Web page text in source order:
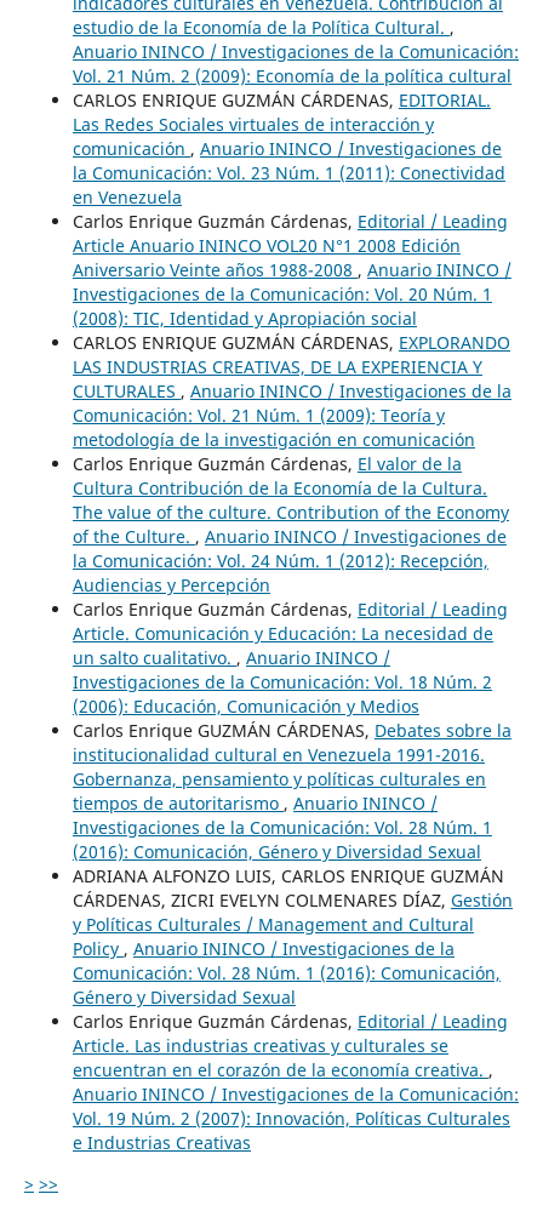
estudio de la Economía de la Política Cultural. ,
Anuario ININCO / Investigaciones de la Comunicación:
Vol. 21 Núm. 2 (2009): Economía de la política cultural
CARLOS ENRIQUE GUZMÁN CÁRDENAS, EDITORIAL.
Las Redes Sociales virtuales de interacción y
comunicación , Anuario ININCO / Investigaciones de
la Comunicación: Vol. 23 Núm. 1 (2011): Conectividad
en Venezuela
Carlos Enrique Guzmán Cárdenas, Editorial / Leading
Article Anuario ININCO VOL20 N°1 2008 Edición
Aniversario Veinte años 1988-2008 , Anuario ININCO /
Investigaciones de la Comunicación: Vol. 20 Núm. 1
(2008): TIC, Identidad y Apropiación social
CARLOS ENRIQUE GUZMÁN CÁRDENAS, EXPLORANDO
LAS INDUSTRIAS CREATIVAS, DE LA EXPERIENCIA Y
CULTURALES , Anuario ININCO / Investigaciones de la
Comunicación: Vol. 21 Núm. 1 (2009): Teoría y
metodología de la investigación en comunicación
Carlos Enrique Guzmán Cárdenas, El valor de la
Cultura Contribución de la Economía de la Cultura.
The value of the culture. Contribution of the Economy
of the Culture. , Anuario ININCO / Investigaciones de
la Comunicación: Vol. 24 Núm. 1 (2012): Recepción,
Audiencias y Percepción
Carlos Enrique Guzmán Cárdenas, Editorial / Leading
Article. Comunicación y Educación: La necesidad de
un salto cualitativo. , Anuario ININCO /
Investigaciones de la Comunicación: Vol. 18 Núm. 2
(2006): Educación, Comunicación y Medios
Carlos Enrique GUZMÁN CÁRDENAS, Debates sobre la
institucionalidad cultural en Venezuela 1991-2016.
Gobernanza, pensamiento y políticas culturales en
tiempos de autoritarismo , Anuario ININCO /
Investigaciones de la Comunicación: Vol. 28 Núm. 1
(2016): Comunicación, Género y Diversidad Sexual
ADRIANA ALFONZO LUIS, CARLOS ENRIQUE GUZMÁN
CÁRDENAS, ZICRI EVELYN COLMENARES DÍAZ, Gestión
y Políticas Culturales / Management and Cultural
Policy , Anuario ININCO / Investigaciones de la
Comunicación: Vol. 28 Núm. 1 (2016): Comunicación,
Género y Diversidad Sexual
Carlos Enrique Guzmán Cárdenas, Editorial / Leading
Article. Las industrias creativas y culturales se
encuentran en el corazón de la economía creativa. ,
Anuario ININCO / Investigaciones de la Comunicación:
Vol. 19 Núm. 2 (2007): Innovación, Políticas Culturales
e Industrias Creativas
> >>